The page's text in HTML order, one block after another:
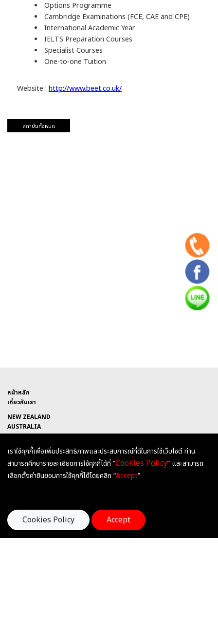
Options Programme
Cambridge Examinations (FCE, CAE and CPE)
International Academic Year
IELTS Preparation Courses
Specialist Courses
One-to-one Tuition
Website : http://www.beet.co.uk/
สถาบันทั้งหมด
หน้าหลัก
เกี่ยวกับเรา
NEW ZEALAND
AUSTRALIA
UNITED KINGDOM
HEARTSANDMINDSEDUCATION
@HEARTSANDMINDS
Hearts & Minds International Education
252 ถนนกรุงธนบุรี ซอยสาทรแมนชั่น 1 แขวงคลองต้นไทร
เขตคลองสาน กรุงเทพมหานคร 10600
Tel : 02-055-0915, 096-884-8605
เราใช้คุกกี้เพื่อเพิ่มประสิทธิภาพและประสบการณ์ที่ดีในการใช้เว็บไซต์ ท่าน
สามารถศึกษารายละเอียดการใช้คุกกี้ได้ที่ “Cookies Policy” และสามารถ
เลือกตั้งค่ายินยอมการใช้คุกกี้ได้โดยคลิก “Accept”
Cookies Policy Accept